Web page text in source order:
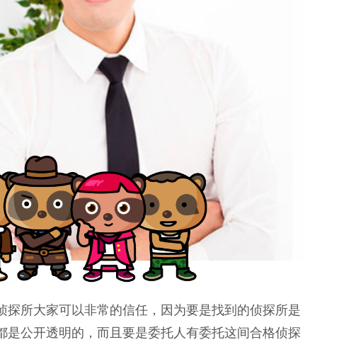
所大家可以非常的信任，因为要是找到的侦探所是
公开透明的，而且要是委托人有委托这间合格侦探